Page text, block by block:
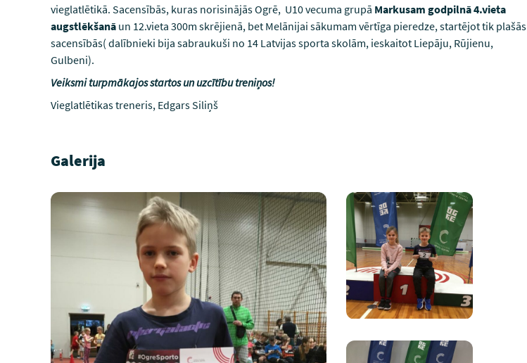
vieglatlētikā. Sacensībās, kuras norisinājās Ogrē, U10 vecuma grupā Markusam godpilnā 4.vieta
augstlēkšanā un 12.vieta 300m skrējienā, bet Melānijai sākumam vērtīga pieredze, startējot tik plašās
sacensībās( dalībnieki bija sabraukuši no 14 Latvijas sporta skolām, ieskaitot Liepāju, Rūjienu,
Gulbeni).
Veiksmi turpmākajos startos un uzcītību treniņos!
Vieglatlētikas treneris, Edgars Siliņš
Galerija